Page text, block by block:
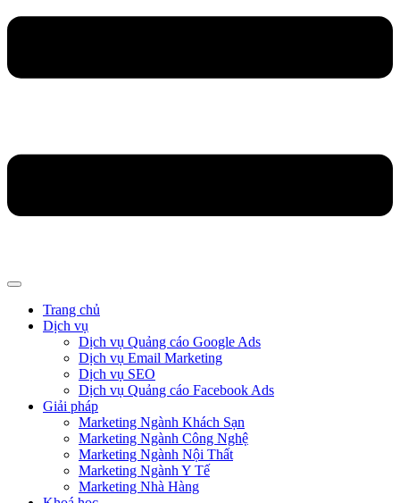
Trang chủ
Dịch vụ
Dịch vụ Quảng cáo Google Ads
Dịch vụ Email Marketing
Dịch vụ SEO
Dịch vụ Quảng cáo Facebook Ads
Giải pháp
Marketing Ngành Khách Sạn
Marketing Ngành Công Nghệ
Marketing Ngành Nội Thất
Marketing Ngành Y Tế
Marketing Nhà Hàng